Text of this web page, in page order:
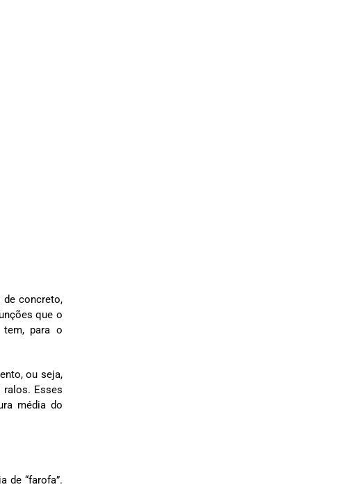
de concreto,
que o
tem, para o
ou seja,
Esses
média do
de “farofa”.